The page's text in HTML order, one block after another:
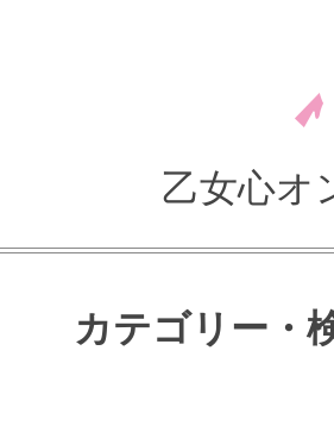
乙女心オ
カテゴリー・